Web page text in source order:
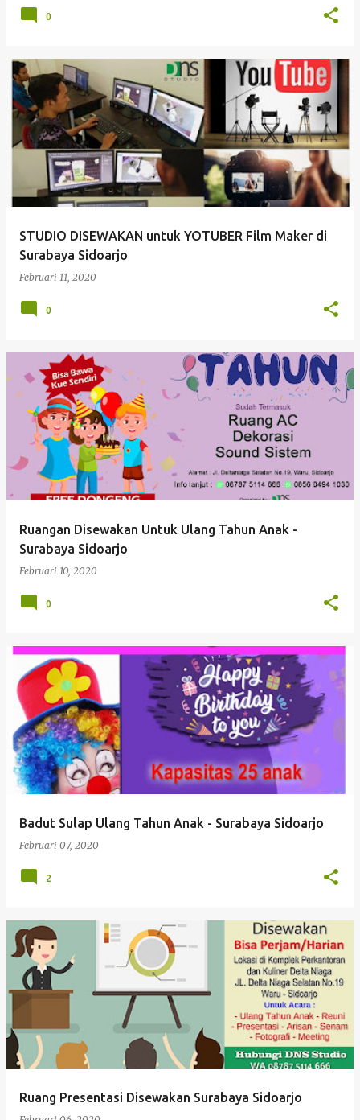
0
STUDIO DISEWAKAN untuk YOTUBER Film Maker di
Surabaya Sidoarjo
Februari 11, 2020
0
Ruangan Disewakan Untuk Ulang Tahun Anak -
Surabaya Sidoarjo
Februari 10, 2020
0
Badut Sulap Ulang Tahun Anak - Surabaya Sidoarjo
Februari 07, 2020
2
Ruang Presentasi Disewakan Surabaya Sidoarjo